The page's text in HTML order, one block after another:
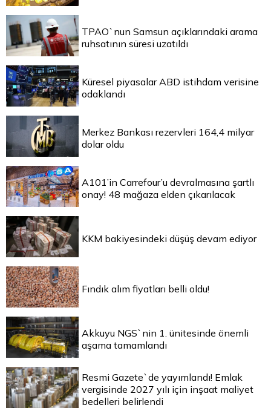
TPAO`nun Samsun açıklarındaki arama
ruhsatının süresi uzatıldı
Küresel piyasalar ABD istihdam verisine
odaklandı
Merkez Bankası rezervleri 164,4 milyar
dolar oldu
A101’in Carrefour’u devralmasına şartlı
onay! 48 mağaza elden çıkarılacak
KKM bakiyesindeki düşüş devam ediyor
Fındık alım fiyatları belli oldu!
Akkuyu NGS`nin 1. ünitesinde önemli
aşama tamamlandı
Resmi Gazete`de yayımlandı! Emlak
vergisinde 2027 yılı için inşaat maliyet
bedelleri belirlendi